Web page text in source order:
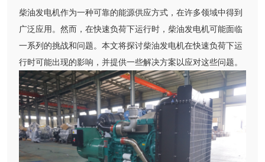
柴油发电机作为一种可靠的能源供应方式，在许多领域中得到
广泛应用。然而，在快速负荷下运行时，柴油发电机可能面临
一系列的挑战和问题。本文将探讨柴油发电机在快速负荷下运
行时可能出现的影响，并提供一些解决方案以应对这些问题。